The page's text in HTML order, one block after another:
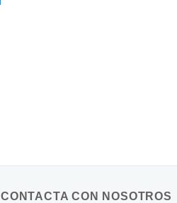
CONTACTA CON NOSOTROS